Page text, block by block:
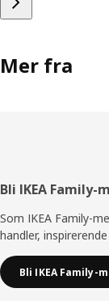
Mer fra
Bunntekst
Bli IKEA Family-
Som IKEA Family-
handler,
Bli IKEA Family-